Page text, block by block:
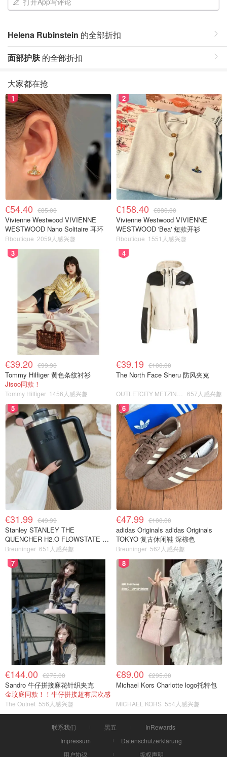
Helena Rubinstein 的全部折扣
面部护肤的全部折扣
大家都在抢
1
€54.40 €85.00
Vivienne Westwood VIVIENNE
WESTWOOD Nano Solitaire 耳环
Rboutique 2059人感兴趣
2
€158.40 €330.00
Vivienne Westwood VIVIENNE
WESTWOOD 'Bea' 短款开衫
Rboutique 1551人感兴趣
3
€39.20 €99.90
Tommy Hilfiger 黄色条纹衬衫
Jisoo同款！
Tommy Hilfiger 1456人感兴趣
4
€39.19 €100.00
The North Face Sheru 防风夹克
657人感兴趣
5
€31.99 €49.99
Stanley STANLEY THE
QUENCHER H2.O FLOWSTATE 保
温杯 1.18L 黑色
Breuninger 651人感兴趣
6
€47.99 €100.00
adidas Originals adidas Originals
TOKYO 复古休闲鞋 深棕色
Breuninger 562人感兴趣
7
€144.00 €275.00
Sandro 牛仔拼接麻花针织夹克
金玟庭同款！！牛仔拼接超有层次感
The Outnet 556人感兴趣
8
€89.00 €295.00
Michael Kors Charlotte logo托特包
MICHAEL KORS 554人感兴趣
联系我们 黑五
InRewards
Impressum
Datenschutzerklärung
用户协议
版权声明